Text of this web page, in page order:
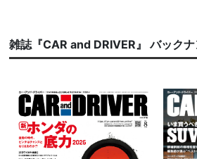
雑誌『CAR and DRIVER』 バック